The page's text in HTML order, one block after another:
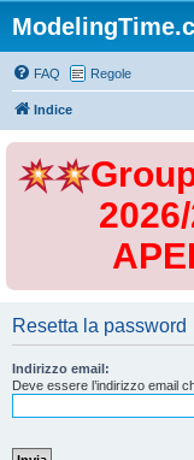
FAQ Regole
Indice
Resetta la password
Indirizzo email:
Deve essere l’indirizzo email